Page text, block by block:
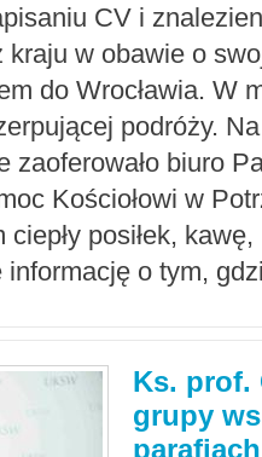
CV i
kraju w obawie o
do Wrocławia. W
podróży.
zaoferowało biuro
Kościołowi w
posiłek,
o tym,
Ks. prof.
grupy
parafiach